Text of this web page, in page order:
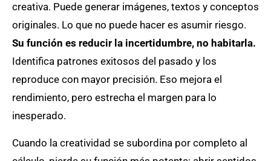
creativa. Puede generar imágenes, textos y conceptos
originales. Lo que no puede hacer es asumir riesgo.
Su función es reducir la incertidumbre, no habitarla.
Identifica patrones exitosos del pasado y los
reproduce con mayor precisión. Eso mejora el
rendimiento, pero estrecha el margen para lo
inesperado.
Cuando la creatividad se subordina por completo al